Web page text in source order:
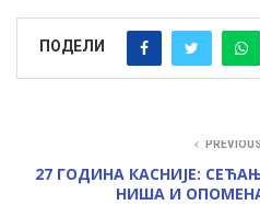
ПОДЕЛИ
27 ГОДИНА КАСНИЈЕ:
НИША И ОПОМЕНА